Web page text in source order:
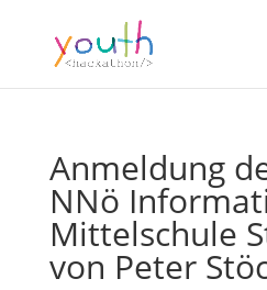
Anmeldung
NNö
Mittelschule
von Peter